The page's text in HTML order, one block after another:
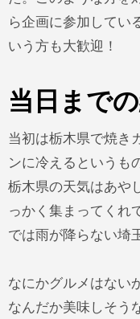
ら企画に参加してい
いう方も大歓迎！
当日まで
当初は栃木県で焼き
ンに冷えるというも
栃木県の天気はあや
っかく集まってくれ
では雨が降らない埼
なにかグルメはない
なんだか美味しそう